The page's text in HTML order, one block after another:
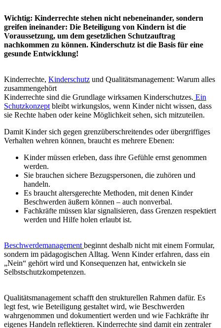
sondern im pädagogischen Alltag. Wenn Kinder erfahren, dass ein
„Nein“ gehört wird und Konsequenzen hat, entwickeln sie
Selbstschutzkompetenzen.
Qualitätsmanagement schafft den strukturellen Rahmen dafür. Es
wahrgenommen und dokumentiert werden und wie Fachkräfte ihr
eigenes Handeln reflektieren. Kinderrechte sind damit ein zentraler
Maßstab pädagogischer Qualität.
Die Rolle der pädagogischen Fachkräfte
Erzieher*innen nehmen im Kontext der Kinderrechte eine
besondere Rolle ein. Sie sind Beziehungspersonen und
Schutzpersonen, gleichzeitig haben sie viel Macht:Adultismus
Machtmissbrauch, verletzenden „pädagogische Maßnahmen“ sind
reale Gefahren, denen Kinder in Kitas ausgesetzt sein können.
Diese Gefahren lassen sich nur durch eine bewusste und reflektierte
Pädagogische Fachkräfte tragen Verantwortung dafür,
Kinder als Rechtssubjekte wahrzunehmen, nicht nur als
Schutzbedürftige,
Grenzen transparent und respektvoll zu setzen,
eigenes Verhalten regelmäßig zu reflektieren,
Beschwerden von Kindern ernst zu nehmen und professionell
zu bearbeiten.